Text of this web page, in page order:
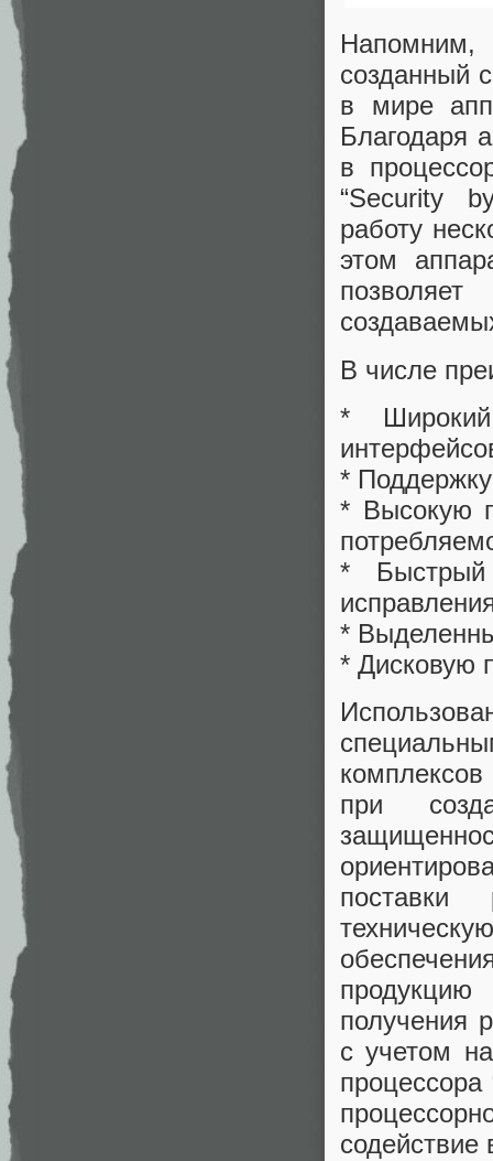
созданный
в мире
Благодаря
в
“Security
работу
этом
В числе
* Широкий
*
* Высокую
* Быстрый
*
* Дисковую
при
поставки
продукцию
получения
с учетом
содействие